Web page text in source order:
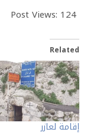
Post Views: 124
Related
إقامة لعازر